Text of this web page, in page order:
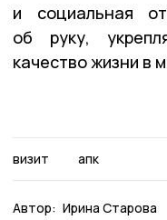
и социальная
об руку,
качество жизни в
визит апк
Автор: Ирина Старова